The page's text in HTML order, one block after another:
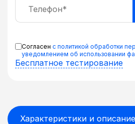
Согласен с политикой обработки
уведомлением об использовании
Бесплатное тестирование
Характеристики и описание